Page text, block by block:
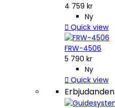
4 759 kr
Ny
 Quick view
FRW-4506
5 790 kr
Ny
 Quick view
Erbjudanden